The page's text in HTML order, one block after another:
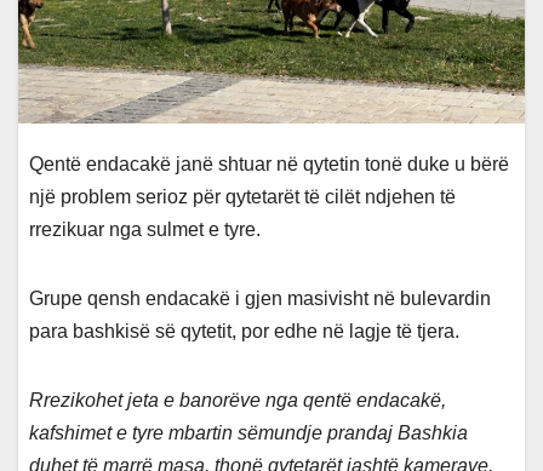
Qentë endacakë janë shtuar në qytetin tonë duke u bërë
një problem serioz për qytetarët të cilët ndjehen të
rrezikuar nga sulmet e tyre.
Grupe qensh endacakë i gjen masivisht në bulevardin
para bashkisë së qytetit, por edhe në lagje të tjera.
Rrezikohet jeta e banorëve nga qentë endacakë,
kafshimet e tyre mbartin sëmundje prandaj Bashkia
duhet të marrë masa, thonë qytetarët jashtë kamerave.